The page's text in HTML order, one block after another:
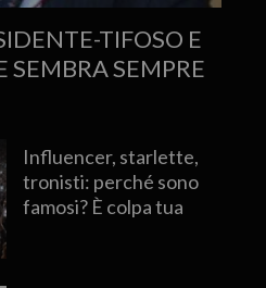
TIFOSO E
SEMBRA SEMPRE
Influencer, starlette,
tronisti: perché sono
famosi? È colpa tua